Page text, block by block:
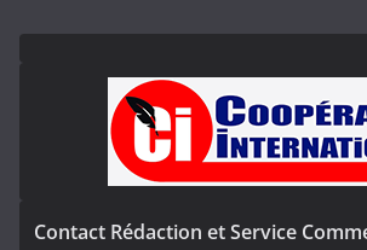
Contact Rédaction et Service